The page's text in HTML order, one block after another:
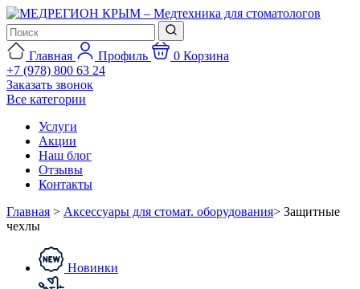
Главная Профиль 0 Корзина
+7 (978) 800 63 24
Заказать звонок
Все категории
Услуги
Акции
Наш блог
Отзывы
Контакты
Главная > Аксессуары для стомат. оборудования> Защитные
чехлы
Новинки